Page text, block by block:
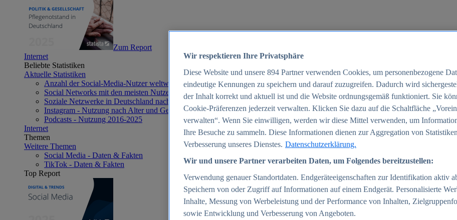
Zum Report
Internet
Beliebte Statistiken
Aktuelle Statistiken
Anzahl der Social-Media-Nutzer weltweit 2012-2025
Social Networks mit den meisten Nutzern weltweit 2025
Soziale Netzwerke in Deutschland nach Generationen 2025
Instagram - Nutzung nach Alter und Geschlecht in Deutschland 2025
Podcasts - Nutzung 2016-2025
Internet
Themen
Weitere Themen
Social Media - Daten & Fakten
TikTok - Daten & Fakten
Top Report
Wir respektieren Ihre Privatsphäre
Diese Website und unsere 894 Partner verwenden Cookies, um personenbezogene
eindeutige Kennungen zu speichern und darauf zuzugreifen. Dadurch wird
der Inhalt korrekt und aktuell ist und die Website ordnungsgemäß funktioniert. Sie
Cookie-Präferenzen jederzeit verwalten. Klicken Sie dazu auf die Schaltfläche
verwalten“. Wenn Sie einwilligen, werden wir diese Mittel verwenden, um
Ihre Besuche zu sammeln. Diese Informationen dienen zur Aggregation von
Verbesserung unseres Dienstes. Datenschutzerklärung.
Wir und unsere Partner verarbeiten Daten, um Folgendes bereitzustellen:
Verwendung genauer Standortdaten. Endgeräteeigenschaften zur Identifikation aktiv
Speichern von oder Zugriff auf Informationen auf einem Endgerät. Personalisierte
Inhalte, Messung von Werbeleistung und der Performance von Inhalten,
sowie Entwicklung und Verbesserung von Angeboten.